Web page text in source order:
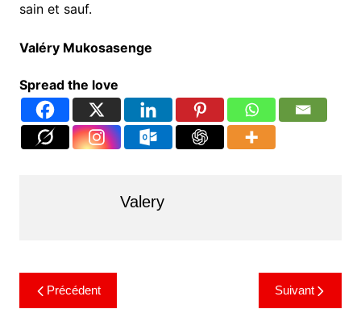
sain et sauf.
Valéry Mukosasenge
Spread the love
Valery
Précédent Suivant